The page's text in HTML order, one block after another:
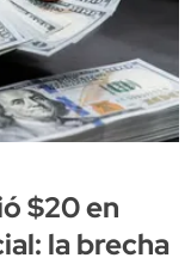
$20 en
la brecha